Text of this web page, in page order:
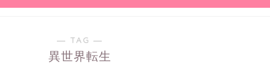
― TAG ―
異世界転生